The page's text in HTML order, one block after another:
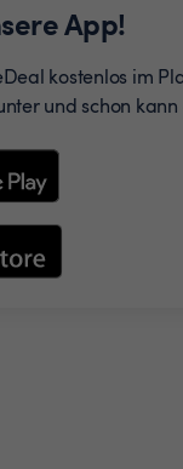
App!
kostenlos im
und schon kann